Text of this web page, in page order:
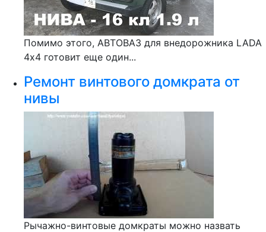
Помимо этого, АВТОВАЗ для внедорожника LADA
4х4 готовит еще один...
Ремонт винтового домкрата от
нивы
Рычажно-винтовые домкраты можно назвать